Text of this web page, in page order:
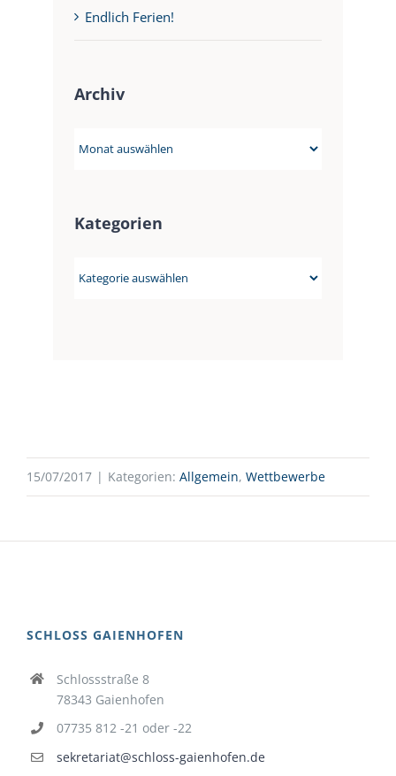
Endlich Ferien!
Archiv
Archiv
Kategorien
Kategorien
15/07/2017 | Kategorien: Allgemein, Wettbewerbe
SCHLOSS GAIENHOFEN
Schlossstraße 8
78343 Gaienhofen
07735 812 -21 oder -22
sekretariat@schloss-gaienhofen.de